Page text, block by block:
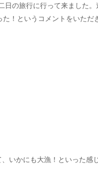
の旅行に行って来ました
！というコメントをいただ
いかにも大漁！といった感じ